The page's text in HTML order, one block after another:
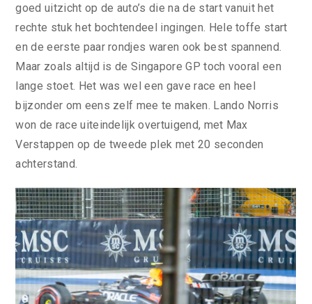
goed uitzicht op de auto’s die na de start vanuit het
rechte stuk het bochtendeel ingingen. Hele toffe start
en de eerste paar rondjes waren ook best spannend.
Maar zoals altijd is de Singapore GP toch vooral een
lange stoet. Het was wel een gave race en heel
bijzonder om eens zelf mee te maken. Lando Norris
won de race uiteindelijk overtuigend, met Max
Verstappen op de tweede plek met 20 seconden
achterstand.